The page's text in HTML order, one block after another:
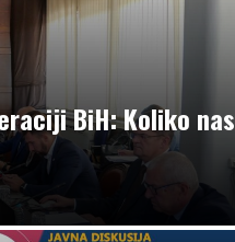
BiH: Koliko nas